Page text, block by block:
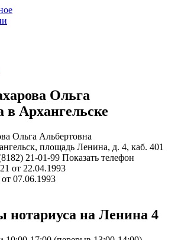
Ольга
в Архангельске
Ольга Альбертовна
площадь Ленина, д. 4, каб. 401
21-01-99 Показать телефон
от 22.04.1993
07.06.1993
нотариуса на Ленина 4